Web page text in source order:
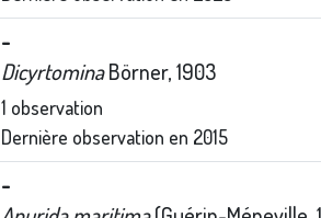
-
DicyrtominaBörner, 1903
1 observation
Dernière observation en 2015
-